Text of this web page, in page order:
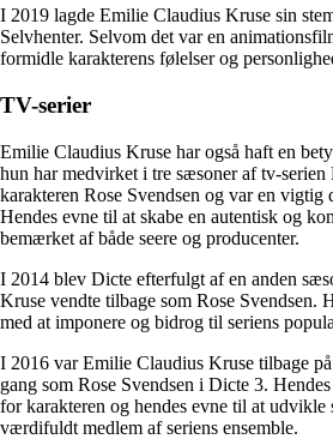
I 2019 lagde Emilie Claudius Kruse sin
Selvhenter. Selvom det var en
formidle karakterens følelser og
TV-serier
Emilie Claudius Kruse har også haft en
hun har medvirket i tre sæsoner af tv-
karakteren Rose Svendsen og var en vigtig
Hendes evne til at skabe en autentisk og
bemærket af både seere og producenter.
I 2014 blev Dicte efterfulgt af en anden
Kruse vendte tilbage som Rose Svendsen.
med at imponere og bidrog til seriens
I 2016 var Emilie Claudius Kruse tilbage
gang som Rose Svendsen i Dicte 3.
for karakteren og hendes evne til at udvikle
værdifuldt medlem af seriens ensemble.